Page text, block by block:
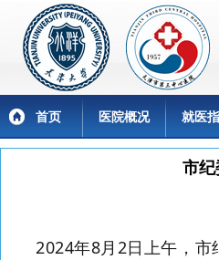
首页 医院概况 就医
市纪
2024年8月2日上午，市